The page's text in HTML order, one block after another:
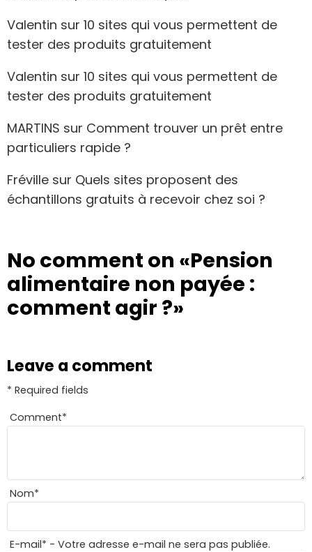
Valentin sur 10 sites qui vous permettent de
tester des produits gratuitement
Valentin sur 10 sites qui vous permettent de
tester des produits gratuitement
MARTINS sur Comment trouver un prêt entre
particuliers rapide ?
Fréville sur Quels sites proposent des
échantillons gratuits à recevoir chez soi ?
No comment on «Pension
alimentaire non payée :
comment agir ?»
Leave a comment
* Required fields
Comment*
Nom*
E-mail* - Votre adresse e-mail ne sera pas publiée.